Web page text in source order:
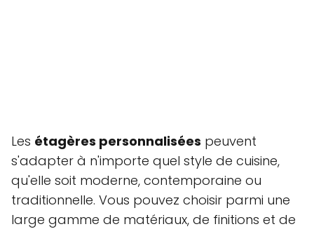
Les étagères personnalisées peuvent
s'adapter à n'importe quel style de cuisine,
qu'elle soit moderne, contemporaine ou
traditionnelle. Vous pouvez choisir parmi une
large gamme de matériaux, de finitions et de